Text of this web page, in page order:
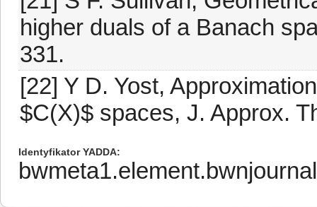
higher duals of a Banach
331.
[22] Y D. Yost,
$C(X)$ spaces, J. Approx.
Identyfikator YADDA